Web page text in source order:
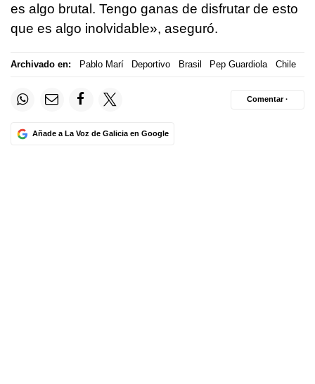
es algo brutal. Tengo ganas de disfrutar de esto
que es algo inolvidable», aseguró.
Archivado en: Pablo Marí Deportivo Brasil Pep Guardiola Chile
Añade a La Voz de Galicia en Google
Comentar ·